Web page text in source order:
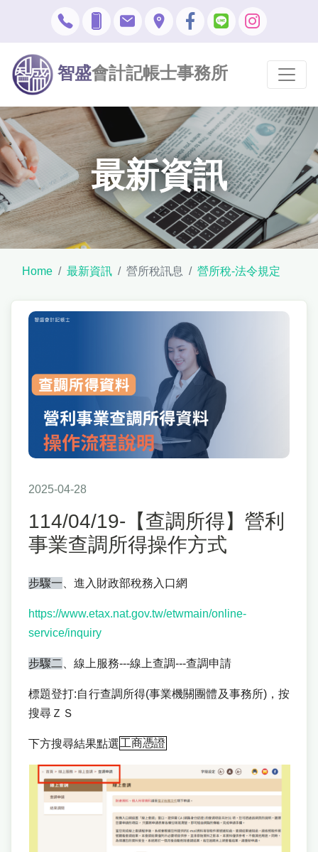
智盛會計記帳士事務所
最新資訊
Home 最新資訊 營所稅訊息 營所稅-法令規定
2025-04-28
114/04/19-【查調所得】營利
事業查調所得操作方式
步驟一 、進入財政部稅務入口網
https://www.etax.nat.gov.tw/etwmain/online-
service/inquiry
步驟二 、線上服務---線上查調---查調申請
標題登打:自行查調所得(事業機關團體及事務所)，按
搜尋ＺＳ
下方搜尋結果點選工商憑證